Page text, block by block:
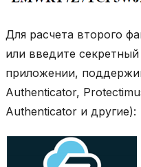
Для расчета второго
или введите
приложении,
Authenticator,
Authenticator и другие):